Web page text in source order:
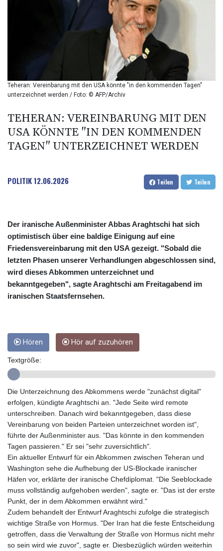
BIF 2992.5
BRL 5.139397
BSD 0.999498
BTN 95.018556
BWP 13.553788
BZD 2.010125
CDF
2260.999695
CLP 914.019672
CNY 6.749884
CRC 453.238407
CUC 1
CUP 26.5
CVE 95.720523
DKK 6.46924
FKP 0.743223
GBP 0.742525
GEL 2.614953
GGP 0.743223
GHS 11.724975
GIP 0.743223
GNF
8782.501597
GTQ 7.623551
GYD 209.07221
HNL 26.859789
HRK 6.5197
HTG 130.679554
HUF 313.14602
Teheran: Vereinbarung mit den USA könnte "in den kommenden Tagen"
unterzeichnet werden / Foto: © AFP/Archiv
TEHERAN: VEREINBARUNG MIT DEN
USA KÖNNTE "IN DEN KOMMENDEN
TAGEN" UNTERZEICHNET WERDEN
POLITIK12.06.2026 Teilen Teilen
Der iranische Außenminister Abbas Araghtschi hat sich
optimistisch über eine baldige Einigung auf eine
Friedensvereinbarung mit den USA gezeigt. "Sobald die
letzten Phasen unserer Verhandlungen abgeschlossen sind,
wird dieses Abkommen unterzeichnet und
bekanntgegeben", sagte Araghtschi am Freitagabend im
iranischen Staatsfernsehen.
Hören Hör auf zuzuhören
Textgröße:
Die Unterzeichnung des Abkommens werde "zunächst digital"
erfolgen, kündigte Araghtschi an. "Jede Seite wird remote
unterschreiben. Danach wird bekanntgegeben, dass diese
Vereinbarung von beiden Parteien unterzeichnet worden ist",
führte der Außenminister aus. "Das könnte in den kommenden
Tagen passieren." Er sei "sehr zuversichtlich".
Ein aktueller Entwurf für ein Abkommen zwischen Teheran und
Washington sehe die Aufhebung der US-Blockade iranischer
Häfen vor, erklärte der iranische Chefdiplomat. "Die Seeblockade
muss vollständig aufgehoben werden", sagte er. "Das ist der erste
Punkt, der in dem Abkommen erwähnt wird."
Zudem behandelt der Entwurf Araghtschi zufolge die strategisch
wichtige Straße von Hormus. "Der Iran hat die feste Entscheidung
getroffen, dass die Verwaltung der Straße von Hormus nicht mehr
so sein wird wie zuvor", sagte er. Diesbezüglich würden weiterhin